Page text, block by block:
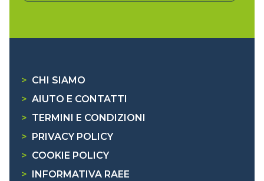
> CHI SIAMO
> AIUTO E CONTATTI
> TERMINI E CONDIZIONI
>
PRIVACY POLICY
> COOKIE POLICY
>
INFORMATIVA RAEE